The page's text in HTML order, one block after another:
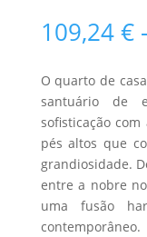
109,24€
O quarto de
santuário de
sofisticação
pés altos que
grandiosidade.
entre a nobre
uma fusão